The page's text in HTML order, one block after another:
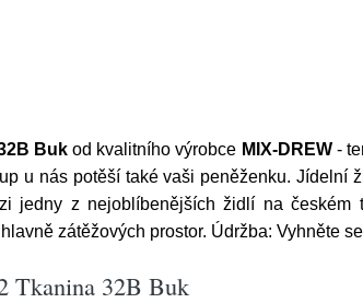
Bukod kvalitního výrobce MIX-DREW-
u nás potěší také vaši peněženku.
jedny z nejoblíbenějších židlí na
zátěžových prostor. Údržba: Vyhněte
Tkanina 32B Buk